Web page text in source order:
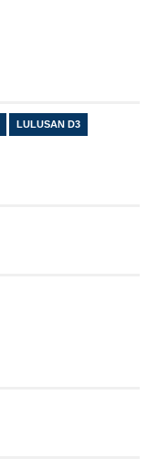
LULUSAN D3